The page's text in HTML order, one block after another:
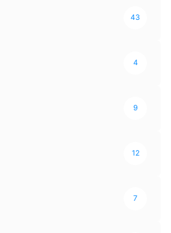
43
4
9
12
7